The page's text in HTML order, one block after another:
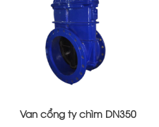
Van cổng ty chìm DN350